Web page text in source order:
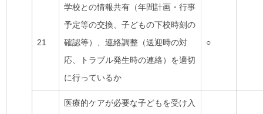
21
学校との情報共有（年間計画・行事
予定等の交換、子どもの下校時刻の
確認等）、連絡調整（送迎時の対
応、トラブル発生時の連絡）を適切
に行っているか
○
医療的ケアが必要な子どもを受け入